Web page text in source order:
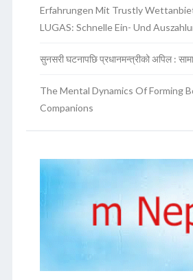
Erfahrungen Mit Trustly
LUGAS: Schnelle Ein- Und
सुनसरी घटनापछि प्रधानमन्त्रीको अपिल :
The Mental Dynamics Of Forming
Companions